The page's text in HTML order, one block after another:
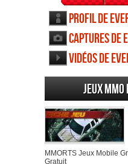
Profil de
Captures de
Vidéos de
Jeux
MMORTS Jeux Mobile
Gratuit